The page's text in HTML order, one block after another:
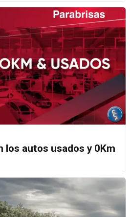
los autos usados y 0Km